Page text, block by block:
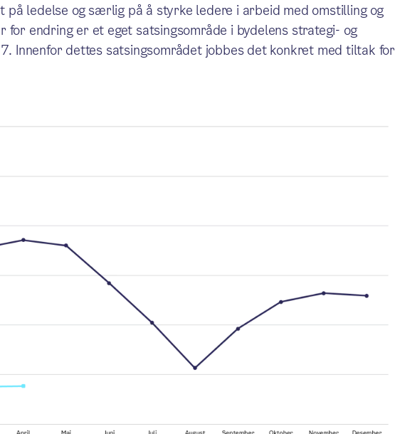
ledelse og særlig på å styrke ledere i arbeid med omstilling og
for endring er et eget satsingsområde i bydelens strategi- og
Innenfor dettes satsingsområdet jobbes det konkret med tiltak for